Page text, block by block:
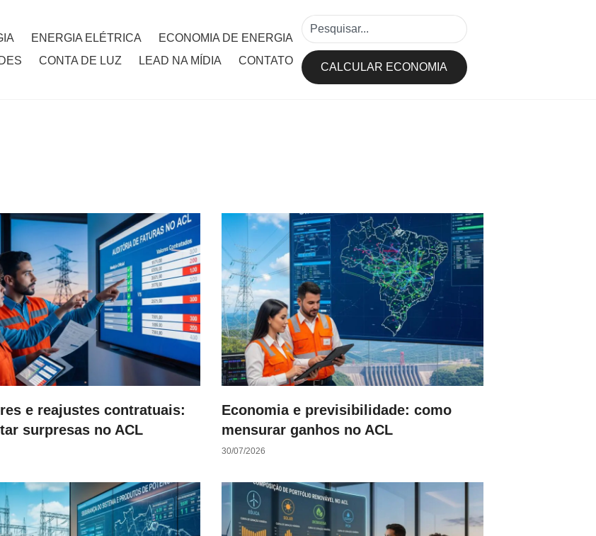
ENERGIA ELÉTRICA
ECONOMIA DE ENERGIA
CONTA DE LUZ LEAD NA MÍDIA CONTATO
CALCULAR ECONOMIA
e reajustes contratuais:
surpresas no ACL
Economia e previsibilidade: como
mensurar ganhos no ACL
30/07/2026